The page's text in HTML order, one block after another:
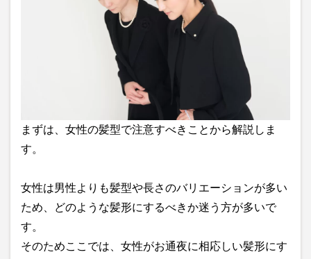
まずは、女性の髪型で注意すべきことから解説しま
す。
女性は男性よりも髪型や長さのバリエーションが多い
ため、どのような髪形にするべきか迷う方が多いで
す。
そのためここでは、女性がお通夜に相応しい髪形にす